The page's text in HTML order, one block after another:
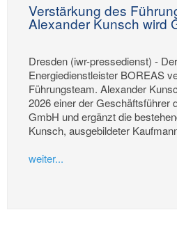
Verstärkung des
Alexander Kunsch wird
Dresden (iwr-pressedienst) -
Energiedienstleister BOREAS
Führungsteam. Alexander
2026 einer der Geschäftsführer
GmbH und ergänzt die
Kunsch, ausgebildeter
weiter...